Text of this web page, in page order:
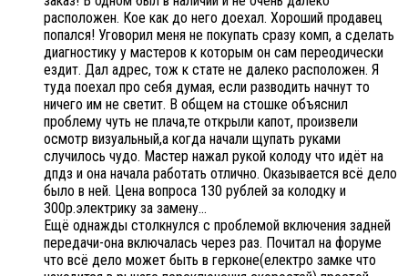
расположен. Кое как до него доехал. Хороший продавец
попался! Уговорил меня не покупать сразу комп, а сделать
диагностику у мастеров к которым он сам переодически
ездит. Дал адрес, тож к стате не далеко расположен. Я
туда поехал про себя думая, если разводить начнут то
ничего им не светит. В общем на стошке объяснил
проблему чуть не плача,те открыли капот, произвели
осмотр визуальный,а когда начали щупать руками
случилось чудо. Мастер нажал рукой колоду что идёт на
дпдз и она начала работать отлично. Оказывается всё дело
было в ней. Цена вопроса 130 рублей за колодку и
300р.электрику за замену…
Ещё однажды столкнулся с проблемой включения задней
передачи-она включалась через раз. Почитал на форуме
что всё дело может быть в герконе(електро замке что